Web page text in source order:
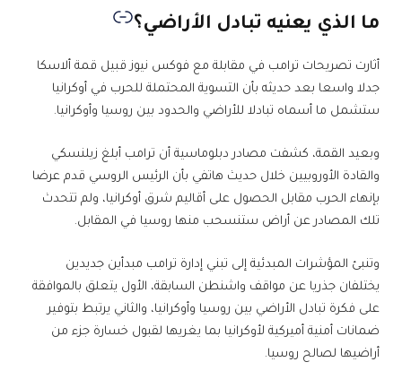
ما الذي يعنيه تبادل الأراضي؟
أثارت تصريحات ترامب في مقابلة مع فوكس نيوز قبيل قمة ألاسكا
جدلا واسعا بعد حديثه بأن التسوية المحتملة للحرب في أوكرانيا
ستشمل ما أسماه تبادلا للأراضي والحدود بين روسيا وأوكرانيا.
وبعيد القمة، كشفت مصادر دبلوماسية أن ترامب أبلغ زيلنسكي
والقادة الأوروبيين خلال حديث هاتفي بأن الرئيس الروسي قدم عرضا
بإنهاء الحرب مقابل الحصول على أقاليم شرق أوكرانيا، ولم تتحدث
تلك المصادر عن أراض ستنسحب منها روسيا في المقابل.
وتنبئ المؤشرات المبدئية إلى تبني إدارة ترامب مبدأين جديدين
يختلفان جذريا عن مواقف واشنطن السابقة، الأول يتعلق بالموافقة
على فكرة تبادل الأراضي بين روسيا وأوكرانيا، والثاني يرتبط بتوفير
ضمانات أمنية أميركية لأوكرانيا بما يغريها لقبول خسارة جزء من
أراضيها لصالح روسيا.